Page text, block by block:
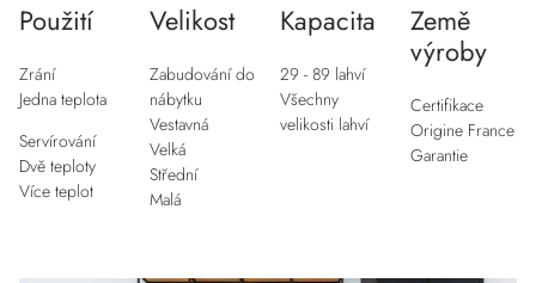
Použití
Zrání
Jedna teplota
Servírování
Dvě teploty
Více teplot
Velikost
Zabudování do
nábytku
Vestavná
Velká
Střední
Malá
Kapacita
29 - 89 lahví
Všechny
velikosti lahví
Země
výroby
Certifikace
Origine France
Garantie